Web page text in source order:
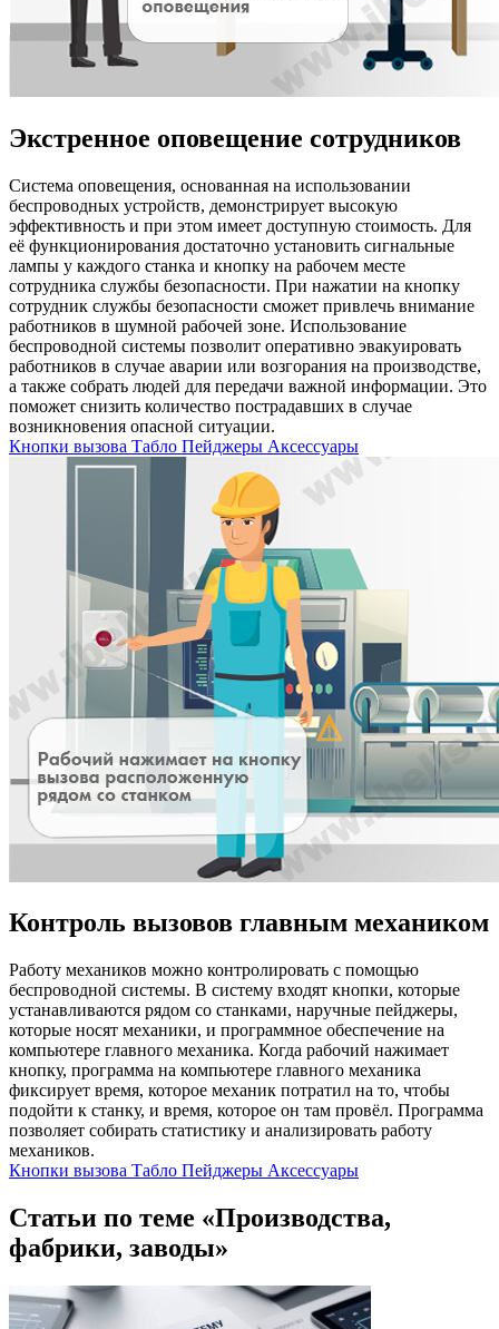
Экстренное оповещение сотрудников
Система оповещения, основанная на использовании
беспроводных устройств, демонстрирует высокую
эффективность и при этом имеет доступную стоимость. Для
её функционирования достаточно установить сигнальные
лампы у каждого станка и кнопку на рабочем месте
сотрудника службы безопасности. При нажатии на кнопку
сотрудник службы безопасности сможет привлечь внимание
работников в шумной рабочей зоне. Использование
беспроводной системы позволит оперативно эвакуировать
работников в случае аварии или возгорания на производстве,
а также собрать людей для передачи важной информации. Это
поможет снизить количество пострадавших в случае
возникновения опасной ситуации.
Кнопки вызова Табло Пейджеры Аксессуары
Контроль вызовов главным механиком
Работу механиков можно контролировать с помощью
беспроводной системы. В систему входят кнопки, которые
устанавливаются рядом со станками, наручные пейджеры,
которые носят механики, и программное обеспечение на
компьютере главного механика. Когда рабочий нажимает
кнопку, программа на компьютере главного механика
фиксирует время, которое механик потратил на то, чтобы
подойти к станку, и время, которое он там провёл. Программа
позволяет собирать статистику и анализировать работу
механиков.
Кнопки вызова Табло Пейджеры Аксессуары
Статьи по теме «Производства,
фабрики, заводы»